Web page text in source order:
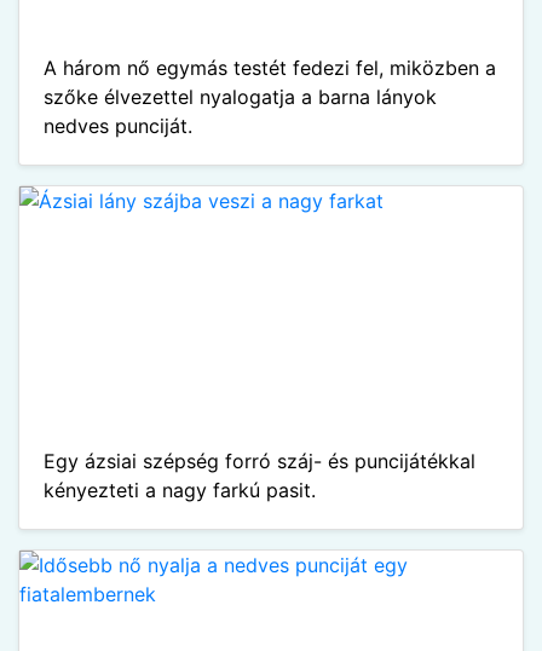
A három nő egymás testét fedezi fel, miközben a
szőke élvezettel nyalogatja a barna lányok
nedves punciját.
Egy ázsiai szépség forró száj- és puncijátékkal
kényezteti a nagy farkú pasit.